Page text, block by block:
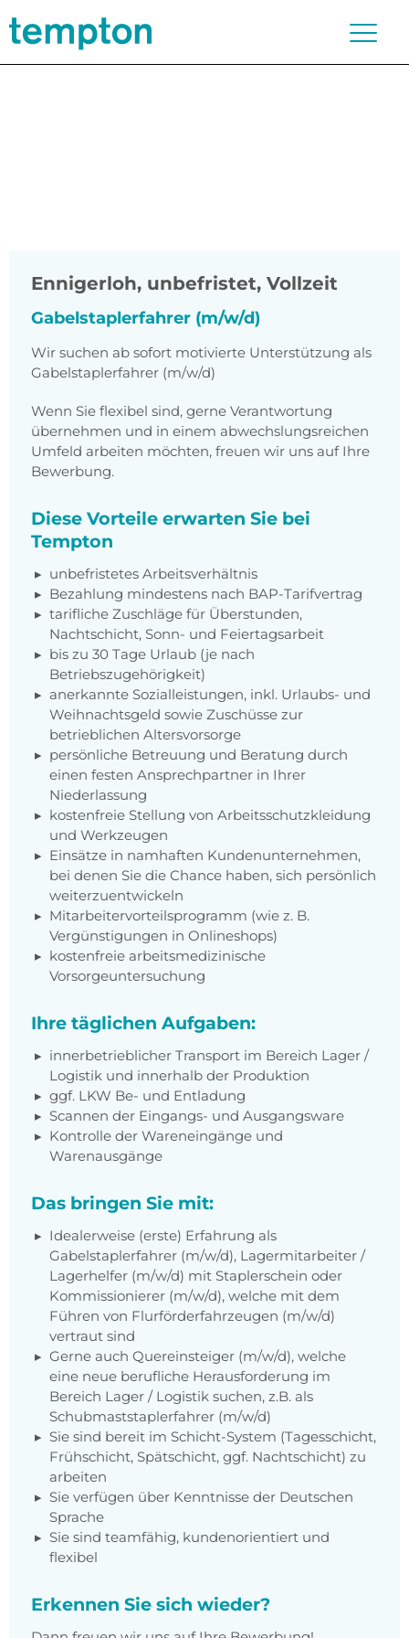
Ennigerloh, unbefristet, Vollzeit
Gabelstaplerfahrer (m/w/d)
Wir suchen ab sofort motivierte Unterstützung als
Gabelstaplerfahrer (m/w/d)
Wenn Sie flexibel sind, gerne Verantwortung
übernehmen und in einem abwechslungsreichen
Umfeld arbeiten möchten, freuen wir uns auf Ihre
Bewerbung.
Diese Vorteile erwarten Sie bei
Tempton
unbefristetes Arbeitsverhältnis
Bezahlung mindestens nach BAP-Tarifvertrag
tarifliche Zuschläge für Überstunden,
Nachtschicht, Sonn- und Feiertagsarbeit
bis zu 30 Tage Urlaub (je nach
Betriebszugehörigkeit)
anerkannte Sozialleistungen, inkl. Urlaubs- und
Weihnachtsgeld sowie Zuschüsse zur
betrieblichen Altersvorsorge
persönliche Betreuung und Beratung durch
einen festen Ansprechpartner in Ihrer
Niederlassung
kostenfreie Stellung von Arbeitsschutzkleidung
und Werkzeugen
Einsätze in namhaften Kundenunternehmen,
bei denen Sie die Chance haben, sich persönlich
weiterzuentwickeln
Mitarbeitervorteilsprogramm (wie z. B.
Vergünstigungen in Onlineshops)
kostenfreie arbeitsmedizinische
Vorsorgeuntersuchung
Ihre täglichen Aufgaben:
innerbetrieblicher Transport im Bereich Lager /
Logistik und innerhalb der Produktion
ggf. LKW Be- und Entladung
Scannen der Eingangs- und Ausgangsware
Kontrolle der Wareneingänge und
Warenausgänge
Das bringen Sie mit:
Idealerweise (erste) Erfahrung als
Gabelstaplerfahrer (m/w/d), Lagermitarbeiter /
Lagerhelfer (m/w/d) mit Staplerschein oder
Kommissionierer (m/w/d), welche mit dem
Führen von Flurförderfahrzeugen (m/w/d)
vertraut sind
Gerne auch Quereinsteiger (m/w/d), welche
eine neue berufliche Herausforderung im
Bereich Lager / Logistik suchen, z.B. als
Schubmaststaplerfahrer (m/w/d)
Sie sind bereit im Schicht-System (Tagesschicht,
Frühschicht, Spätschicht, ggf. Nachtschicht) zu
arbeiten
Sie verfügen über Kenntnisse der Deutschen
Sprache
Sie sind teamfähig, kundenorientiert und
flexibel
Erkennen Sie sich wieder?